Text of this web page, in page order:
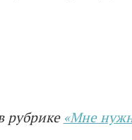
рубрике «Мне